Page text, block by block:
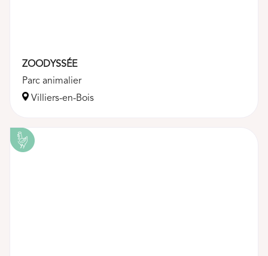
ZOODYSSÉE
Parc animalier
Villiers-en-Bois